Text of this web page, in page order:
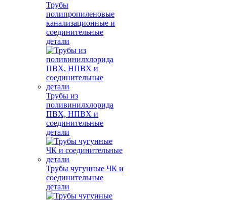
Трубы
полипропиленовые
канализационные и
соединительные
детали
Трубы из
поливинилхлорида
ПВХ, НПВХ и
соединительные
детали
Трубы чугунные ЧК и
соединительные
детали